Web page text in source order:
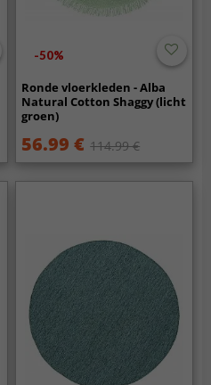
-50%
Ronde vloerkleden - Alba
Natural Cotton Shaggy (licht
groen)
56.99 € 114.99 €